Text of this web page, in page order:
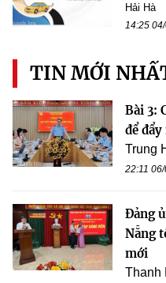
Hải Hà
14:25
TIN MỚI
Bài 3:
để
Trung
22:11
Đảng
Nẵng
mới
Thanh